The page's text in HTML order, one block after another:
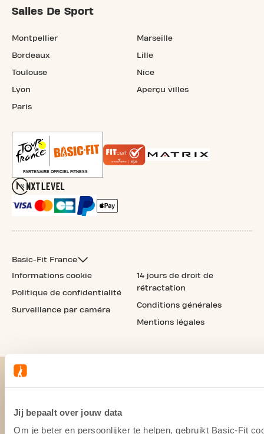
Jij bepaalt over jouw data
Om je beter en persoonlijker te helpen, gebruikt Basic-Fit
Salles De Sport
Montpellier
Bordeaux
Toulouse
Lyon
Paris
Marseille
Lille
Nice
Aperçu villes
Basic-Fit France
Informations cookie
Politique de confidentialité
Surveillance par caméra
14 jours de droit de
rétractation
Conditions générales
Mentions légales